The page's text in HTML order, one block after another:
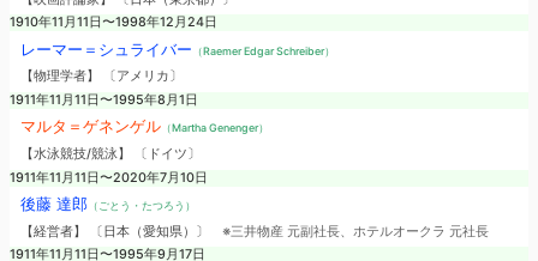
1910年11月11日〜1998年12月24日
レーマー＝シュライバー （Raemer Edgar Schreiber）
【物理学者】 〔アメリカ〕
1911年11月11日〜1995年8月1日
マルタ＝ゲネンゲル（Martha Genenger）
【水泳競技/競泳】 〔ドイツ〕
1911年11月11日〜2020年7月10日
後藤 達郎（ごとう・たつろう）
【経営者】 〔日本（愛知県）〕 ※三井物産 元副社長、ホテルオークラ 元社長
1911年11月11日〜1995年9月17日